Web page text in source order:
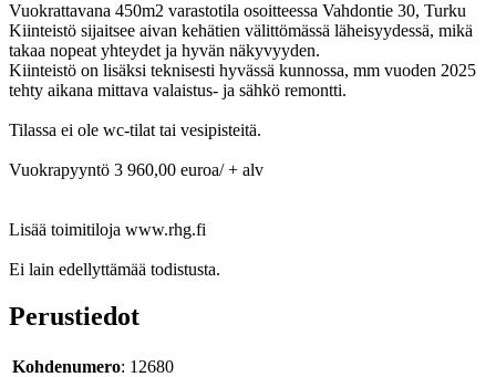
Vuokrattavana 450m2 varastotila osoitteessa Vahdontie 30, Turku
Kiinteistö sijaitsee aivan kehätien välittömässä läheisyydessä, mikä
takaa nopeat yhteydet ja hyvän näkyvyyden.
Kiinteistö on lisäksi teknisesti hyvässä kunnossa, mm vuoden 2025
tehty aikana mittava valaistus- ja sähkö remontti.
Tilassa ei ole wc-tilat tai vesipisteitä.
Vuokrapyyntö 3 960,00 euroa/ + alv
Lisää toimitiloja www.rhg.fi
Ei lain edellyttämää todistusta.
Perustiedot
Kohdenumero: 12680